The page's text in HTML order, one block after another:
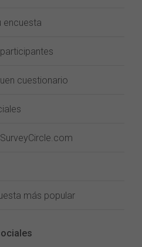
encuesta
cuestionario
más popular